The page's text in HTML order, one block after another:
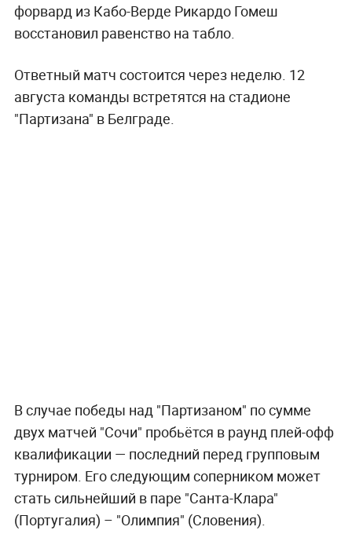
форвард из Кабо-Верде Рикардо Гомеш
восстановил равенство на табло.
Ответный матч состоится через неделю. 12
августа команды встретятся на стадионе
"Партизана" в Белграде.
В случае победы над "Партизаном" по сумме
двух матчей "Сочи" пробьётся в раунд плей-офф
квалификации — последний перед групповым
турниром. Его следующим соперником может
стать сильнейший в паре "Санта-Клара"
(Португалия) – "Олимпия" (Словения).